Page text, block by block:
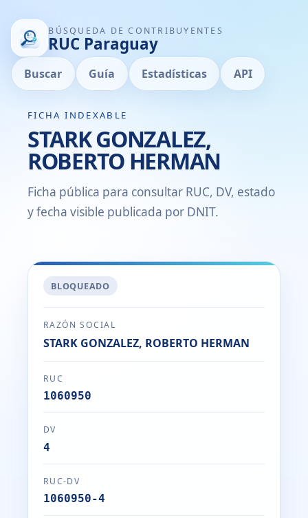
BÚSQUEDA DE CONTRIBUYENTES
RUC Paraguay
Buscar Guía Estadísticas API
FICHA INDEXABLE
STARK GONZALEZ,
ROBERTO HERMAN
Ficha pública para consultar RUC, DV, estado
y fecha visible publicada por DNIT.
BLOQUEADO
RAZÓN SOCIAL
STARK GONZALEZ, ROBERTO HERMAN
RUC
1060950
DV
4
RUC-DV
1060950-4